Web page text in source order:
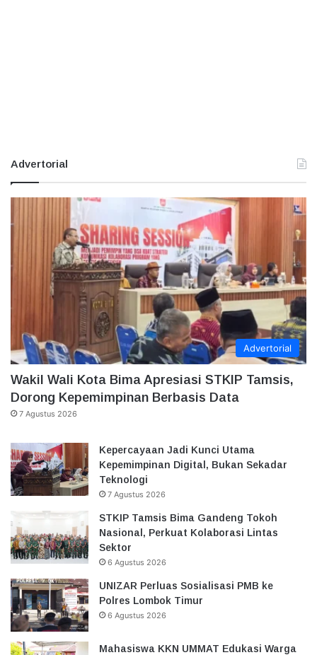
Advertorial
Advertorial
Wakil Wali Kota Bima Apresiasi STKIP Tamsis,
Dorong Kepemimpinan Berbasis Data
7 Agustus 2026
Kepercayaan Jadi Kunci Utama
Kepemimpinan Digital, Bukan Sekadar
Teknologi
7 Agustus 2026
STKIP Tamsis Bima Gandeng Tokoh
Nasional, Perkuat Kolaborasi Lintas
Sektor
6 Agustus 2026
UNIZAR Perluas Sosialisasi PMB ke
Polres Lombok Timur
6 Agustus 2026
Mahasiswa KKN UMMAT Edukasi Warga